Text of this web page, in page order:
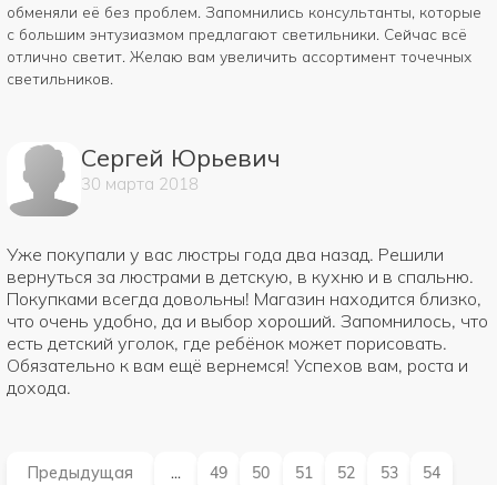
обменяли её без проблем. Запомнились консультанты, которые
с большим энтузиазмом предлагают светильники. Сейчас всё
отлично светит. Желаю вам увеличить ассортимент точечных
светильников.
Сергей Юрьевич
30 марта 2018
Уже покупали у вас люстры года два назад. Решили
вернуться за люстрами в детскую, в кухню и в спальню.
Покупками всегда довольны! Магазин находится близко,
что очень удобно, да и выбор хороший. Запомнилось, что
есть детский уголок, где ребёнок может порисовать.
Обязательно к вам ещё вернемся! Успехов вам, роста и
дохода.
Предыдущая ... 49 50 51 52 53 54